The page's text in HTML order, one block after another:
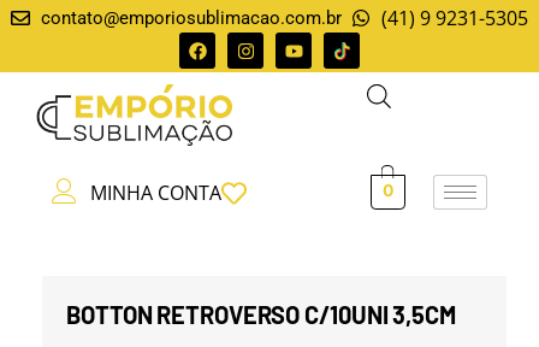
contato@emporiosublimacao.com.br (41) 9 9231-5305
MINHA CONTA 0
BOTTON RETROVERSO C/10UNI 3,5CM